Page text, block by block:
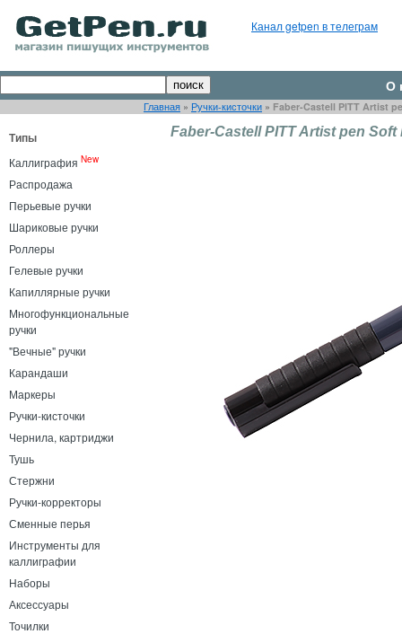
Канал getpen в телеграм
О
Главная » Ручки-кисточки » Faber-Castell PITT Artist
Типы
Каллиграфия New
Распродажа
Перьевые ручки
Шариковые ручки
Роллеры
Гелевые ручки
Капиллярные ручки
Многофункциональные
ручки
"Вечные" ручки
Карандаши
Маркеры
Ручки-кисточки
Чернила, картриджи
Тушь
Стержни
Ручки-корректоры
Сменные перья
Инструменты для
каллиграфии
Наборы
Аксессуары
Точилки
Faber-Castell PITT Artist pen